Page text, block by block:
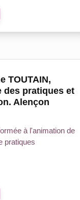
TOUTAIN,
des pratiques et
Alençon
à l'animation de
pratiques